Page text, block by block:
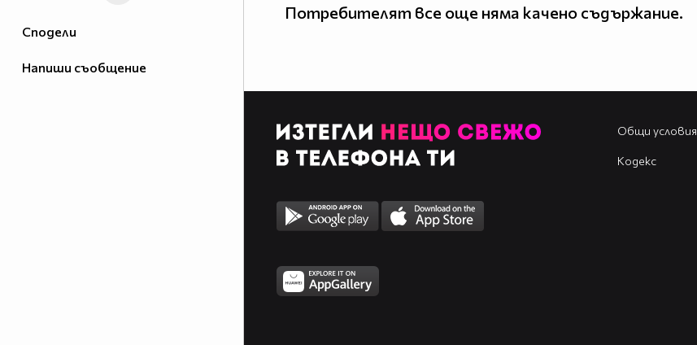
Сподели
Напиши съобщение
Потребителят все още няма качено съдържание.
Общи условия
Кодекс